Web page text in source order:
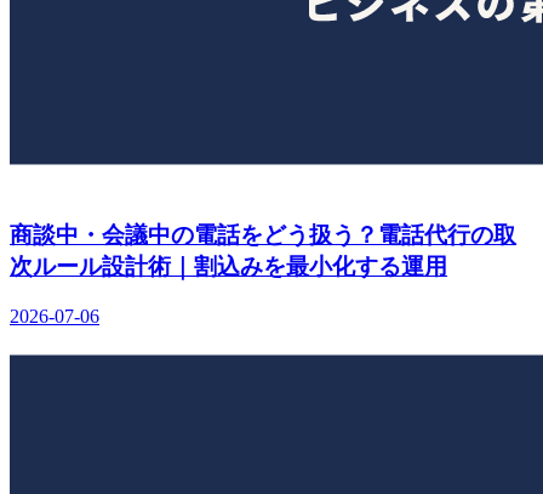
商談中・会議中の電話をどう扱う？電話代行の取
次ルール設計術｜割込みを最小化する運用
2026-07-06